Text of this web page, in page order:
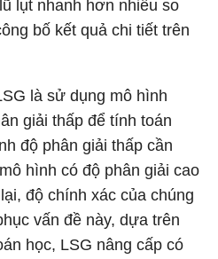
lụt nhanh hơn nhiều so
bố kết quả chi tiết trên
là sử dụng mô hình
giải thấp để tính toán
độ phân giải thấp cần
hình có độ phân giải cao
độ chính xác của chúng
vấn đề này, dựa trên
học, LSG nâng cấp có